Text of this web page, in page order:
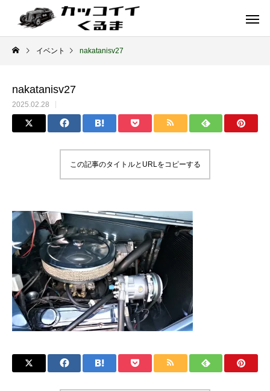
イギリス車
ENGLAND
イベント nakatanisv27
nakatanisv27
2025.02.28
この記事のタイトルとURLをコピーする